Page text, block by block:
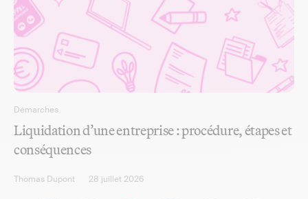
Démarches
Liquidation d’une entreprise : procédure, étapes et
conséquences
Thomas Dupont 28 juillet 2026